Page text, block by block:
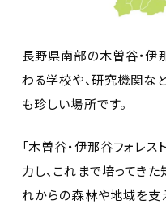
長野県南部の木曽谷・伊
わる学校や、研究機関な
も珍しい場所です。
「木曽谷・伊那谷フォレス
力し、これまで培ってき
れからの森林や地域を支